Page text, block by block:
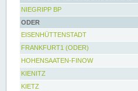
NIEGRIPP BP
ODER
EISENHÜTTENSTADT
FRANKFURT1 (ODER)
HOHENSAATEN-FINOW
KIENITZ
KIETZ